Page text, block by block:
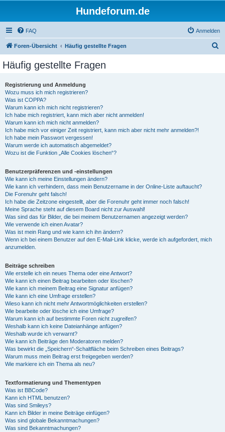
Hundeforum.de
FAQ Anmelden
Foren-Übersicht Häufig gestellte Fragen
Häufig gestellte Fragen
Registrierung und Anmeldung
Wozu muss ich mich registrieren?
Was ist COPPA?
Warum kann ich mich nicht registrieren?
Ich habe mich registriert, kann mich aber nicht anmelden!
Warum kann ich mich nicht anmelden?
Ich habe mich vor einiger Zeit registriert, kann mich aber nicht mehr anmelden?!
Ich habe mein Passwort vergessen!
Warum werde ich automatisch abgemeldet?
Wozu ist die Funktion „Alle Cookies löschen“?
Benutzerpräferenzen und -einstellungen
Wie kann ich meine Einstellungen ändern?
Wie kann ich verhindern, dass mein Benutzername in der Online-Liste auftaucht?
Die Forenuhr geht falsch!
Ich habe die Zeitzone eingestellt, aber die Forenuhr geht immer noch falsch!
Meine Sprache steht auf diesem Board nicht zur Auswahl!
Was sind das für Bilder, die bei meinem Benutzernamen angezeigt werden?
Wie verwende ich einen Avatar?
Was ist mein Rang und wie kann ich ihn ändern?
Wenn ich bei einem Benutzer auf den E-Mail-Link klicke, werde ich aufgefordert, mich
anzumelden.
Beiträge schreiben
Wie erstelle ich ein neues Thema oder eine Antwort?
Wie kann ich einen Beitrag bearbeiten oder löschen?
Wie kann ich meinem Beitrag eine Signatur anfügen?
Wie kann ich eine Umfrage erstellen?
Wieso kann ich nicht mehr Antwortmöglichkeiten erstellen?
Wie bearbeite oder lösche ich eine Umfrage?
Warum kann ich auf bestimmte Foren nicht zugreifen?
Weshalb kann ich keine Dateianhänge anfügen?
Weshalb wurde ich verwarnt?
Wie kann ich Beiträge den Moderatoren melden?
Was bewirkt die „Speichern“-Schaltfläche beim Schreiben eines Beitrags?
Warum muss mein Beitrag erst freigegeben werden?
Wie markiere ich ein Thema als neu?
Textformatierung und Thementypen
Was ist BBCode?
Kann ich HTML benutzen?
Was sind Smileys?
Kann ich Bilder in meine Beiträge einfügen?
Was sind globale Bekanntmachungen?
Was sind Bekanntmachungen?